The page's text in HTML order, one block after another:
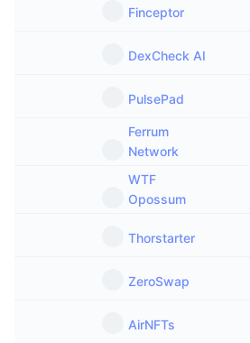
Finceptor
DexCheck AI
PulsePad
Ferrum
Network
WTF
Opossum
Thorstarter
ZeroSwap
AirNFTs